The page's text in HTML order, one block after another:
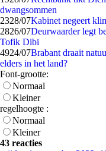
dwangsommen
2328/07Kabinet negeert
2826/07Deurwaarder legt
Tofik Dibi
4924/07Brabant draait
elders in het land?
Font-grootte:
Normaal
Kleiner
regelhoogte :
Normaal
Kleiner
43 reacties